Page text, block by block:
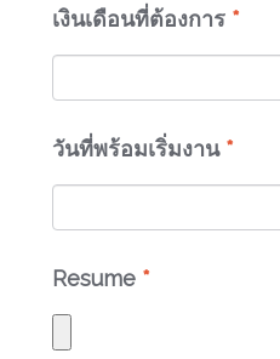
เงินเดือนที่ต้องการ *
วันที่พร้อมเริ่มงาน *
Resume *